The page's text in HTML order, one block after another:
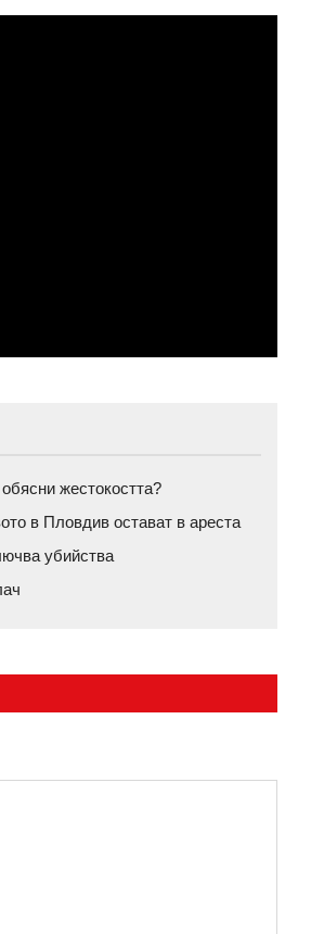
жестокостта?
в Пловдив остават в ареста
убийства